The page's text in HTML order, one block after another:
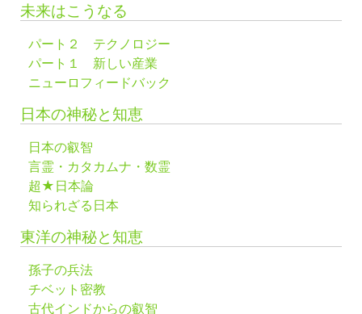
未来はこうなる
パート２ テクノロジー
パート１ 新しい産業
ニューロフィードバック
日本の神秘と知恵
日本の叡智
言霊・カタカムナ・数霊
超★日本論
知られざる日本
東洋の神秘と知恵
孫子の兵法
チベット密教
古代インドからの叡智